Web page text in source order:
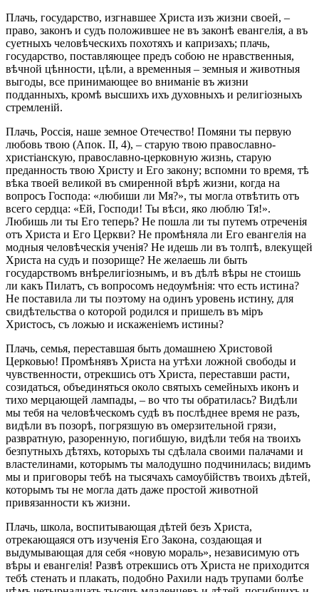
Плачь, государство, изгнавшее Христа изъ жизни своей, –
право, законъ и судъ положившее не въ законѣ евангелія, а въ
суетныхъ человѣческихъ похотяхъ и капризахъ; плачь,
государство, поставляющее предъ собою не нравственныя,
вѣчной цѣнности, цѣли, а временныя – земныя и животныя
выгоды, все принимающее во вниманіе въ жизни
подданныхъ, кромѣ высшихъ ихъ духовныхъ и религіозныхъ
стремленій.
Плачь, Россія, наше земное Отечество! Помяни ты первую
любовь твою (Апок. II, 4), – старую твою православно-
христіанскую, православно-церковную жизнь, старую
преданность твою Христу и Его закону; вспомни то время, тѣ
вѣка твоей великой въ смиренной вѣрѣ жизни, когда на
вопросъ Господа: «любиши ли Мя?», ты могла отвѣтить отъ
всего сердца: «Ей, Господи! Ты вѣси, яко люблю Тя!».
Любишь ли ты Его теперь? Не пошла ли ты путемъ отреченія
отъ Христа и Его Церкви? Не промѣняла ли Его евангелія на
модныя человѣческія ученія? Не идешь ли въ толпѣ, влекущей
Христа на судъ и позорище? Не желаешь ли быть
государствомъ внѣрелигіознымъ, и въ дѣлѣ вѣры не стоишь
ли какъ Пилатъ, съ вопросомъ недоумѣнія: что есть истина?
Не поставила ли ты поэтому на одинъ уровень истину, для
свидѣтельства о которой родился и пришелъ въ міръ
Христосъ, съ ложью и искаженіемъ истины?
Плачь, семья, переставшая быть домашнею Христовой
Церковью! Промѣнявъ Христа на утѣхи ложной свободы и
чувственности, отрекшись отъ Христа, переставши расти,
созидаться, объединяться около святыхъ семейныхъ иконъ и
тихо мерцающей лампады, – во что ты обратилась? Видѣли
мы тебя на человѣческомъ судѣ въ послѣднее время не разъ,
видѣли въ позорѣ, погрязшую въ омерзительной грязи,
развратную, разоренную, погибшую, видѣли тебя на твоихъ
безпутныхъ дѣтяхъ, которыхъ ты сдѣлала своими палачами и
властелинами, которымъ ты малодушно подчинилась; видимъ
мы и приговоры тебѣ на тысячахъ самоубійствъ твоихъ дѣтей,
которымъ ты не могла дать даже простой животной
привязанности къ жизни.
Плачь, школа, воспитывающая дѣтей безъ Христа,
отрекающаяся отъ изученія Его Закона, создающая и
выдумывающая для себя «новую мораль», независимую отъ
вѣры и евангелія! Развѣ отрекшись отъ Христа не приходится
тебѣ стенать и плакать, подобно Рахили надъ трупами болѣе